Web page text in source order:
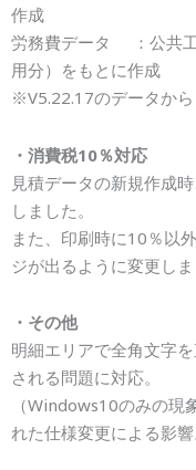
作成
労務費データ ：公共
用分）をもとに作成
※V5.22.17のデータから
・消費税10％対応
見積データの新規作成
しました。
また、印刷時に10％以
ジが出るように変更しま
・その他
明細エリアで全角文字
される問題に対応。
（Windows10のみの
れた仕様変更による影響